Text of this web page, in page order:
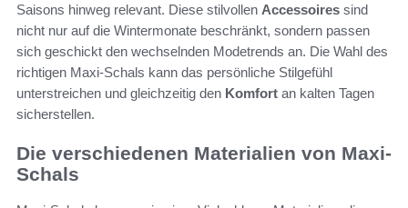
Saisons hinweg relevant. Diese stilvollen Accessoires sind
nicht nur auf die Wintermonate beschränkt, sondern passen
sich geschickt den wechselnden Modetrends an. Die Wahl des
richtigen Maxi-Schals kann das persönliche Stilgefühl
unterstreichen und gleichzeitig den Komfort an kalten Tagen
sicherstellen.
Die verschiedenen Materialien von Maxi-
Schals